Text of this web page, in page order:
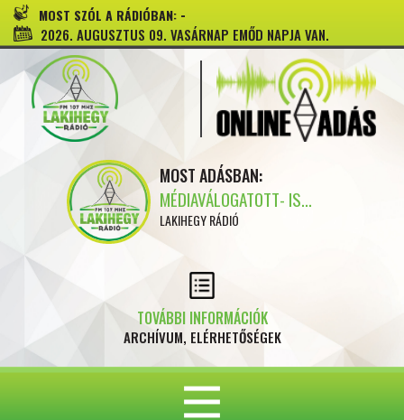
MOST SZÓL A RÁDIÓBAN: -
2026. AUGUSZTUS 09. VASÁRNAP EMŐD NAPJA VAN.
MOST ADÁSBAN:
MÉDIAVÁLOGATOTT- IS...
LAKIHEGY RÁDIÓ
TOVÁBBI INFORMÁCIÓK
ARCHÍVUM, ELÉRHETŐSÉGEK